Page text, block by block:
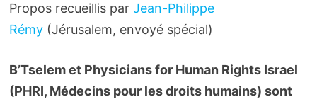
Propos recueillis par Jean-Philippe
Rémy (Jérusalem, envoyé spécial)
B’Tselem et Physicians for Human Rights Israel
(PHRI, Médecins pour les droits humains) sont